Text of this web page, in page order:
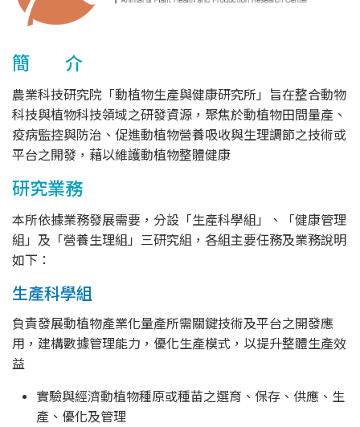
簡 介
農業科技研究院「動植物生產與健康研究所」旨在整合動物
科技與植物科技領域之研發資源，聚焦於動植物田間量產、
疫病監控與防治、促進動植物營養吸收與生理調節之技術或
平台之開發，藉以維護動植物整體健康
研究業務
本所依據業務發展需要，分設「生產科學組」、「健康管理
組」及「營養生理組」三研究組，各組主要任務及業務說明
如下：
生產科學組
負責發展動植物產業化量產所需關鍵技術及平台之開發應
用，建構數據管理能力，優化生產模式，以提升整體生產效
益
實驗與經濟動植物種原或種苗之選育、保存、供應、生
產、優化及管理